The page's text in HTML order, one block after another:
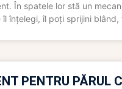
În spatele lor stă un
înțelegi, îl poți sprijini blând,
PENTRU PĂRUL